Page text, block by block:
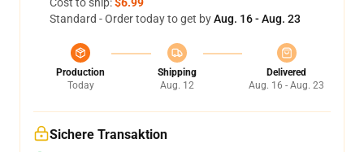
Cost to ship:$6.99
Standard - Order today to get byAug. 16 - Aug. 23
Production
Today
Shipping
Aug. 12
Delivered
Aug. 16 - Aug. 23
Sichere Transaktion